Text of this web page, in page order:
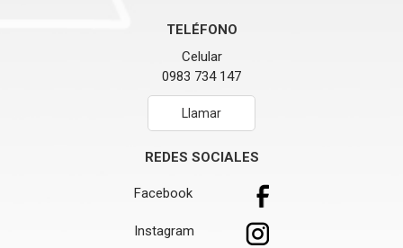
TELÉFONO
Celular
0983 734 147
Llamar
REDES SOCIALES
Facebook
Instagram